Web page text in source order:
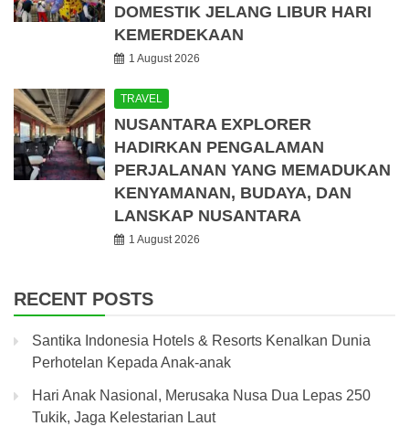
DOMESTIK JELANG LIBUR HARI
KEMERDEKAAN
1 August 2026
TRAVEL
NUSANTARA EXPLORER
HADIRKAN PENGALAMAN
PERJALANAN YANG MEMADUKAN
KENYAMANAN, BUDAYA, DAN
LANSKAP NUSANTARA
1 August 2026
RECENT POSTS
Santika Indonesia Hotels & Resorts Kenalkan Dunia
Perhotelan Kepada Anak-anak
Hari Anak Nasional, Merusaka Nusa Dua Lepas 250
Tukik, Jaga Kelestarian Laut